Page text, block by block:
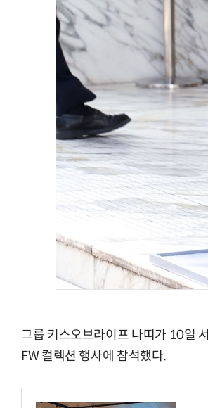
그룹 키스오브라이프 나띠가 10일
FW 컬렉션 행사에 참석했다.